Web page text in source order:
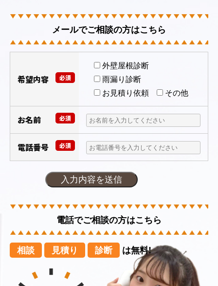
メールでご相談の方はこちら
必須
希望内容
外壁屋根診断
雨漏り診断
お見積り依頼
その他
お名前 必須
電話番号 必須
電話でご相談の方はこちら
相談 見積り 診断 は無料!